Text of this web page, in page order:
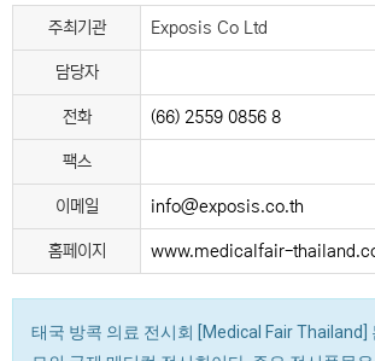
주최기관
Exposis Co Ltd
담당자
전화 (66) 2559 0856 8
팩스
이메일 info@exposis.co.th
홈페이지 www.medicalfair-
태국 방콕 의료 전시회 [Medical Fair Thailand]